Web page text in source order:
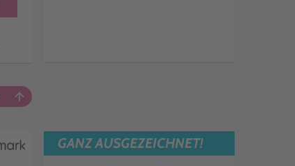
arrow_upward
GANZ AUSGEZEICHNET!